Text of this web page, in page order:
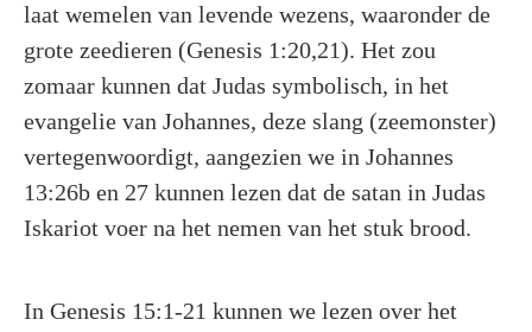
laat wemelen van levende wezens, waaronder de
grote zeedieren (Genesis 1:20,21). Het zou
zomaar kunnen dat Judas symbolisch, in het
evangelie van Johannes, deze slang (zeemonster)
vertegenwoordigt, aangezien we in Johannes
13:26b en 27 kunnen lezen dat de satan in Judas
Iskariot voer na het nemen van het stuk brood.
In Genesis 15:1-21 kunnen we lezen over het